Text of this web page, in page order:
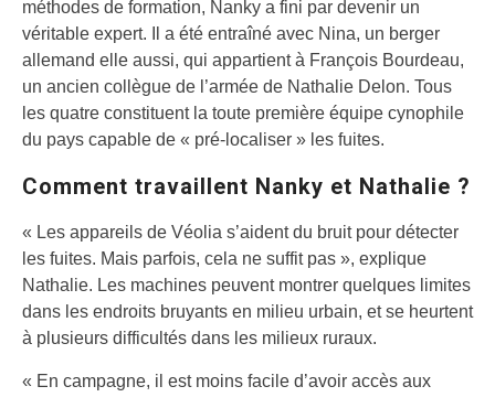
méthodes de formation, Nanky a fini par devenir un
véritable expert. Il a été entraîné avec Nina, un berger
allemand elle aussi, qui appartient à François Bourdeau,
un ancien collègue de l’armée de Nathalie Delon. Tous
les quatre constituent la toute première équipe cynophile
du pays capable de « pré-localiser » les fuites.
Comment travaillent Nanky et Nathalie ?
« Les appareils de Véolia s’aident du bruit pour détecter
les fuites. Mais parfois, cela ne suffit pas », explique
Nathalie. Les machines peuvent montrer quelques limites
dans les endroits bruyants en milieu urbain, et se heurtent
à plusieurs difficultés dans les milieux ruraux.
« En campagne, il est moins facile d’avoir accès aux